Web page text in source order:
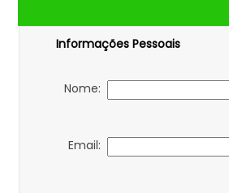
Informações Pessoais
Nome:
Email: